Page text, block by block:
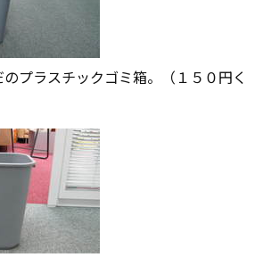
プラスチックゴミ箱。（１５０円く